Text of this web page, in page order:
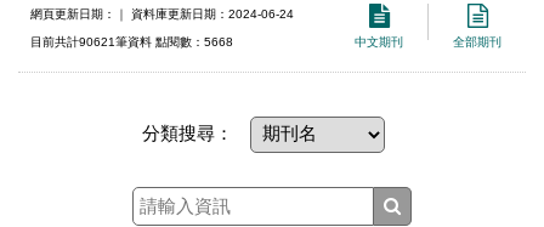
中文期刊 全部期刊
網頁更新日期： ｜ 資料庫更新日期：2024-06-24
目前共計90621筆資料 點閱數：5668
分類搜尋：